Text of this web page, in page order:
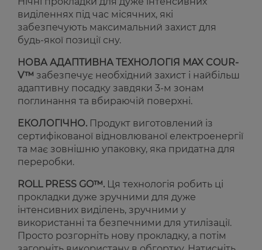
виділеннях під час місячних, які
забезпечують максимальний захист для
будь-якої позиції сну.
НОВА АДАПТИВНА ТЕХНОЛОГІЯ MAX COUR-
V™ забезпечує необхідний захист і найбільш
адаптивну посадку завдяки 3-м зонам
поглинання та вбираючій поверхні.
ЕКОЛОГІЧНО. Продукт виготовлений із
сертифікованої відновлюваної електроенергії
та має зовнішню упаковку, яка придатна для
переробки.
ROLL PRESS GO™. Ця технологія робить ці
прокладки дуже зручними для дуже
інтенсивних виділень, зручними у
використанні та безпечними для утилізації.
Просто розгорніть нову прокладку, а потім